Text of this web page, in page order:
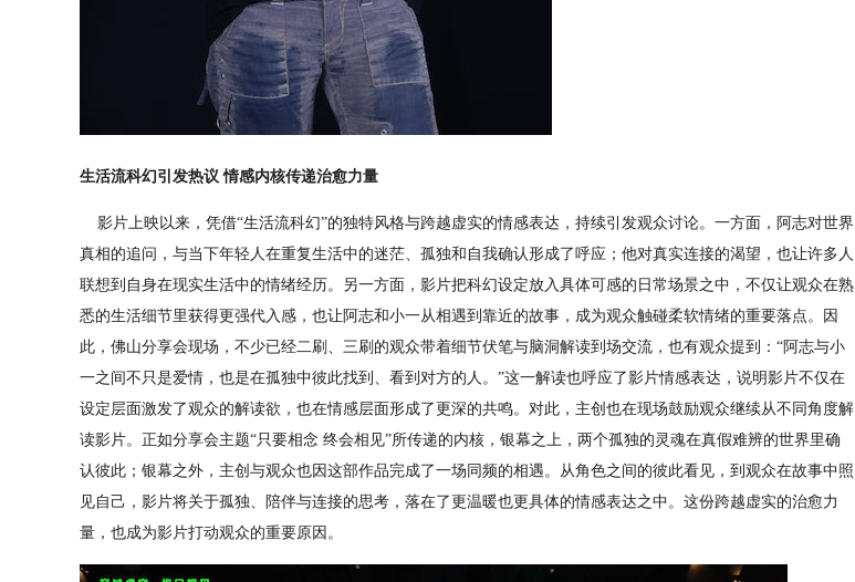
生活流科幻引发热议 情感内核传递治愈力量
影片上映以来，凭借“生活流科幻”的独特风格与跨越虚实的情感表达，持续引发观众讨论。一方面，阿志对世界
真相的追问，与当下年轻人在重复生活中的迷茫、孤独和自我确认形成了呼应；他对真实连接的渴望，也让许多人
联想到自身在现实生活中的情绪经历。另一方面，影片把科幻设定放入具体可感的日常场景之中，不仅让观众在熟
悉的生活细节里获得更强代入感，也让阿志和小一从相遇到靠近的故事，成为观众触碰柔软情绪的重要落点。因
此，佛山分享会现场，不少已经二刷、三刷的观众带着细节伏笔与脑洞解读到场交流，也有观众提到：“阿志与小
一之间不只是爱情，也是在孤独中彼此找到、看到对方的人。”这一解读也呼应了影片情感表达，说明影片不仅在
设定层面激发了观众的解读欲，也在情感层面形成了更深的共鸣。对此，主创也在现场鼓励观众继续从不同角度解
读影片。正如分享会主题“只要相念 终会相见”所传递的内核，银幕之上，两个孤独的灵魂在真假难辨的世界里确
认彼此；银幕之外，主创与观众也因这部作品完成了一场同频的相遇。从角色之间的彼此看见，到观众在故事中照
见自己，影片将关于孤独、陪伴与连接的思考，落在了更温暖也更具体的情感表达之中。这份跨越虚实的治愈力
量，也成为影片打动观众的重要原因。